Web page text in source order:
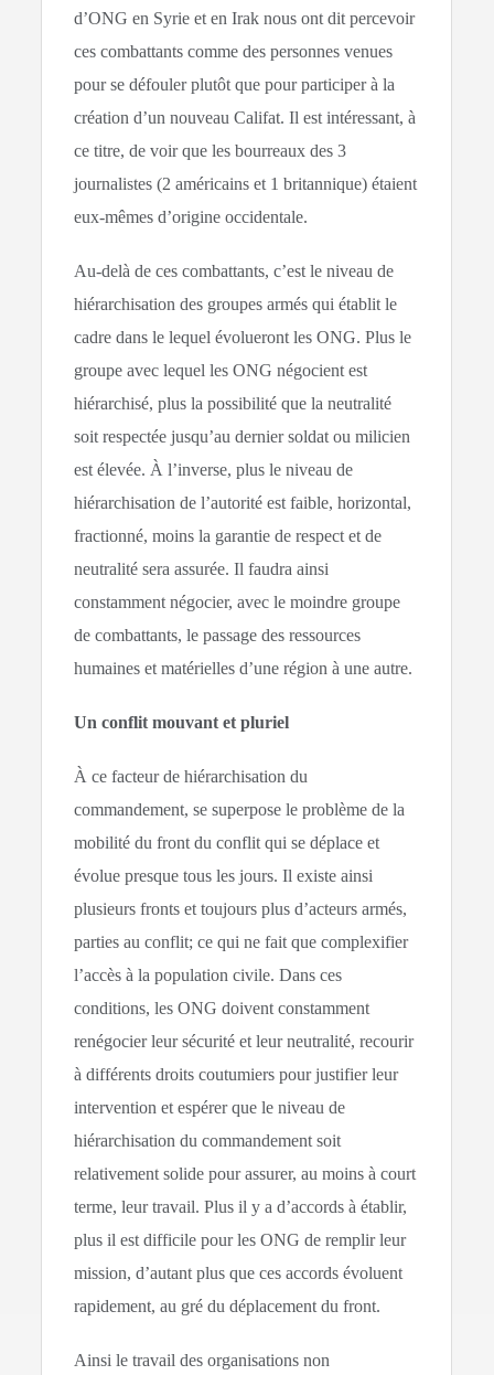
d’ONG en Syrie et en Irak nous ont dit percevoir
ces combattants comme des personnes venues
pour se défouler plutôt que pour participer à la
création d’un nouveau Califat. Il est intéressant, à
ce titre, de voir que les bourreaux des 3
journalistes (2 américains et 1 britannique) étaient
eux-mêmes d’origine occidentale.
Au-delà de ces combattants, c’est le niveau de
hiérarchisation des groupes armés qui établit le
cadre dans le lequel évolueront les ONG. Plus le
groupe avec lequel les ONG négocient est
hiérarchisé, plus la possibilité que la neutralité
soit respectée jusqu’au dernier soldat ou milicien
est élevée. À l’inverse, plus le niveau de
hiérarchisation de l’autorité est faible, horizontal,
fractionné, moins la garantie de respect et de
neutralité sera assurée. Il faudra ainsi
constamment négocier, avec le moindre groupe
de combattants, le passage des ressources
humaines et matérielles d’une région à une autre.
Un conflit mouvant et pluriel
À ce facteur de hiérarchisation du
commandement, se superpose le problème de la
mobilité du front du conflit qui se déplace et
évolue presque tous les jours. Il existe ainsi
plusieurs fronts et toujours plus d’acteurs armés,
parties au conflit; ce qui ne fait que complexifier
l’accès à la population civile. Dans ces
conditions, les ONG doivent constamment
renégocier leur sécurité et leur neutralité, recourir
à différents droits coutumiers pour justifier leur
intervention et espérer que le niveau de
hiérarchisation du commandement soit
relativement solide pour assurer, au moins à court
terme, leur travail. Plus il y a d’accords à établir,
plus il est difficile pour les ONG de remplir leur
mission, d’autant plus que ces accords évoluent
rapidement, au gré du déplacement du front.
Ainsi le travail des organisations non